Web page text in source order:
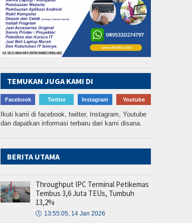
TEMUKAN JUGA KAMI DI
Facebook Twitter Instagram Youtube
Ikuti kami di facebook, twitter, Instagram, Youtube
dan dapatkan informasi terbaru dari kami disana.
BERITA UTAMA
Throughput IPC Terminal Petikemas
Tembus 3,6 Juta TEUs, Tumbuh
13,2%
🕔 13:55:05, 14 Jan 2026